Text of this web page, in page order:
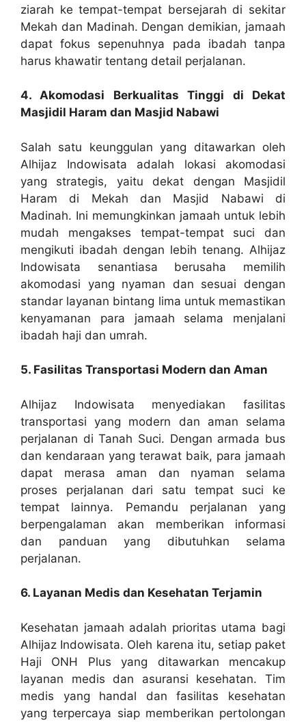
ziarah ke tempat-tempat bersejarah di sekitar
Mekah dan Madinah. Dengan demikian, jamaah
dapat fokus sepenuhnya pada ibadah tanpa
harus khawatir tentang detail perjalanan.
4. Akomodasi Berkualitas Tinggi di Dekat
Masjidil Haram dan Masjid Nabawi
Salah satu keunggulan yang ditawarkan oleh
Alhijaz Indowisata adalah lokasi akomodasi
yang strategis, yaitu dekat dengan Masjidil
Haram di Mekah dan Masjid Nabawi di
Madinah. Ini memungkinkan jamaah untuk lebih
mudah mengakses tempat-tempat suci dan
mengikuti ibadah dengan lebih tenang. Alhijaz
Indowisata senantiasa berusaha memilih
akomodasi yang nyaman dan sesuai dengan
standar layanan bintang lima untuk memastikan
kenyamanan para jamaah selama menjalani
ibadah haji dan umrah.
5. Fasilitas Transportasi Modern dan Aman
Alhijaz Indowisata menyediakan fasilitas
transportasi yang modern dan aman selama
perjalanan di Tanah Suci. Dengan armada bus
dan kendaraan yang terawat baik, para jamaah
dapat merasa aman dan nyaman selama
proses perjalanan dari satu tempat suci ke
tempat lainnya. Pemandu perjalanan yang
berpengalaman akan memberikan informasi
dan panduan yang dibutuhkan selama
perjalanan.
6. Layanan Medis dan Kesehatan Terjamin
Kesehatan jamaah adalah prioritas utama bagi
Alhijaz Indowisata. Oleh karena itu, setiap paket
Haji ONH Plus yang ditawarkan mencakup
layanan medis dan asuransi kesehatan. Tim
medis yang handal dan fasilitas kesehatan
yang terpercaya siap memberikan pertolongan